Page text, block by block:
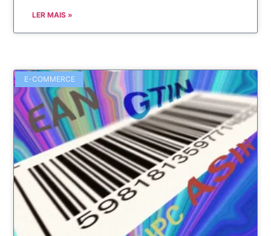
LER MAIS »
E-COMMERCE